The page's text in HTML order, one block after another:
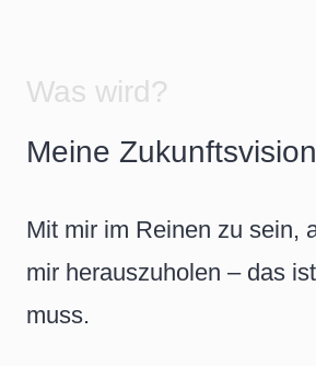
Was wird?
Meine
Mit mir im Reinen zu sein,
mir herauszuholen – das
muss.